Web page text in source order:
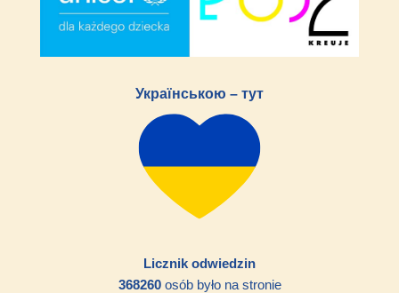
Українською – тут
Licznik odwiedzin
368260osób było na stronie